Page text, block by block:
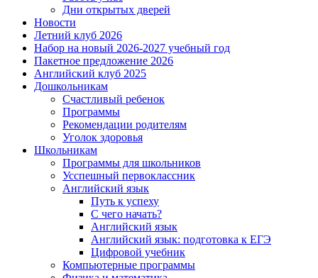
Дни открытых дверей
Новости
Летний клуб 2026
Набор на новый 2026-2027 учебный год
Пакетное предложение 2026
Английский клуб 2025
Дошкольникам
Счастливый ребенок
Программы
Рекомендации родителям
Уголок здоровья
Школьникам
Программы для школьников
Усспешный первоклассник
Английский язык
Путь к успеху
С чего начать?
Английский язык
Английский язык: подготовка к ЕГЭ
Цифровой учебник
Компьютерные программы